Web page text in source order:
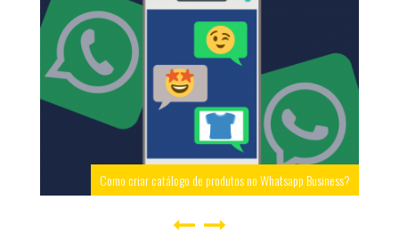
Como criar catálogo de produtos no Whatsapp Business?